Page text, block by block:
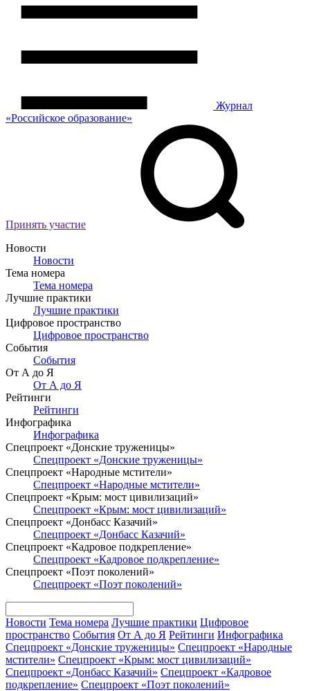
Журнал
«Российское образование»
Принять участие
Новости
Новости
Тема номера
Тема номера
Лучшие практики
Лучшие практики
Цифровое пространство
Цифровое пространство
События
События
От А до Я
От А до Я
Рейтинги
Рейтинги
Инфографика
Инфографика
Спецпроект «Донские труженицы»
Спецпроект «Донские труженицы»
Спецпроект «Народные мстители»
Спецпроект «Народные мстители»
Спецпроект «Крым: мост цивилизаций»
Спецпроект «Крым: мост цивилизаций»
Спецпроект «Донбасс Казачий»
Спецпроект «Донбасс Казачий»
Спецпроект «Кадровое подкрепление»
Спецпроект «Кадровое подкрепление»
Спецпроект «Поэт поколений»
Спецпроект «Поэт поколений»
Новости Тема номера Лучшие практики Цифровое
пространство События От А до Я Рейтинги Инфографика
Спецпроект «Донские труженицы» Спецпроект «Народные
мстители» Спецпроект «Крым: мост цивилизаций»
Спецпроект «Донбасс Казачий» Спецпроект «Кадровое
подкрепление» Спецпроект «Поэт поколений»